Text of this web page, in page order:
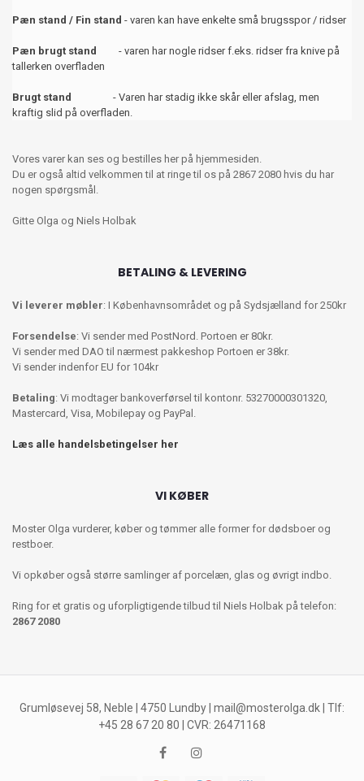
Pæn stand / Fin stand - varen kan have enkelte små brugsspor / ridser
Pæn brugt stand
- varen har nogle ridser f.eks. ridser fra knive på
tallerken overfladen
Brugt stand
- Varen har stadig ikke skår eller afslag, men
kraftig slid på overfladen.
Vores varer kan ses og bestilles her på hjemmesiden.
Du er også altid velkommen til at ringe til os på 2867 2080 hvis du har
nogen spørgsmål.
Gitte Olga og Niels Holbak
BETALING & LEVERING
Vi leverer møbler: I Københavnsområdet og på Sydsjælland for 250kr
Forsendelse: Vi sender med PostNord. Portoen er 80kr.
Vi sender med DAO til nærmest pakkeshop Portoen er 38kr.
Vi sender indenfor EU for 104kr
Betaling: Vi modtager bankoverførsel til kontonr. 53270000301320,
Mastercard, Visa, Mobilepay og PayPal.
Læs alle handelsbetingelser her
VI KØBER
Moster Olga vurderer, køber og tømmer alle former for dødsboer og
restboer.
Vi opkøber også større samlinger af porcelæn, glas og øvrigt indbo.
Ring for et gratis og uforpligtigende tilbud til Niels Holbak på telefon:
2867 2080
Grumløsevej 58, Neble | 4750 Lundby | mail@mosterolga.dk | Tlf:
+45 28 67 20 80 | CVR: 26471168